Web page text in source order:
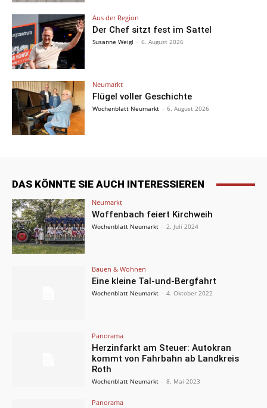
Aus der Region
Der Chef sitzt fest im Sattel
Susanne Weigl - 6. August 2026
Neumarkt
Flügel voller Geschichte
Wochenblatt Neumarkt - 6. August 2026
DAS KÖNNTE SIE AUCH INTERESSIEREN
Neumarkt
Woffenbach feiert Kirchweih
Wochenblatt Neumarkt - 2. Juli 2024
Bauen & Wohnen
Eine kleine Tal-und-Bergfahrt
Wochenblatt Neumarkt - 4. Oktober 2022
Panorama
Herzinfarkt am Steuer: Autokran
kommt von Fahrbahn ab Landkreis
Roth
Wochenblatt Neumarkt - 8. Mai 2023
Panorama